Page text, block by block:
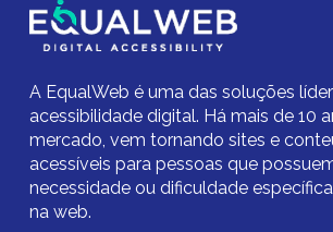
A EqualWeb é uma das soluções
acessibilidade digital. Há mais de 10
mercado, vem tornando sites e
acessíveis para pessoas que
necessidade ou dificuldade
na web.